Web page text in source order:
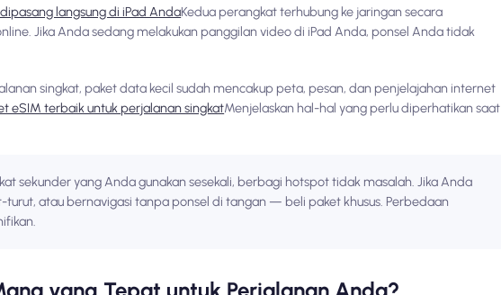
langsung di iPad AndaKedua perangkat terhubung ke jaringan secara
Jika Anda sedang melakukan panggilan video di iPad Anda, ponsel Anda tidak
singkat, paket data kecil sudah mencakup peta, pesan, dan penjelajahan internet
eSIM terbaik untuk perjalanan singkatMenjelaskan hal-hal yang perlu diperhatikan saat
sekunder yang Anda gunakan sesekali, berbagi hotspot tidak masalah. Jika Anda
atau bernavigasi tanpa ponsel di tangan — beli paket khusus. Perbedaan
yang Tepat untuk Perjalanan Anda?